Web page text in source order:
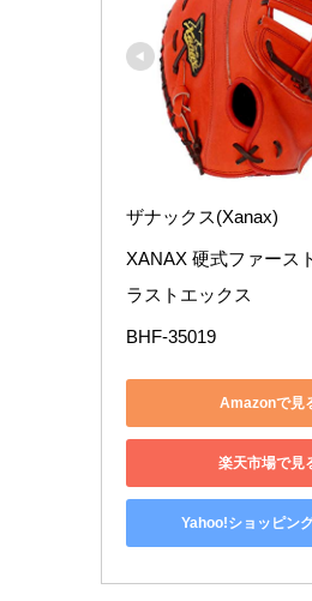
ザナックス(Xanax)
XANAX 硬式ファース
ラストエックス
BHF-35019
Amazonで見
楽天市場で見
Yahoo!ショッピン